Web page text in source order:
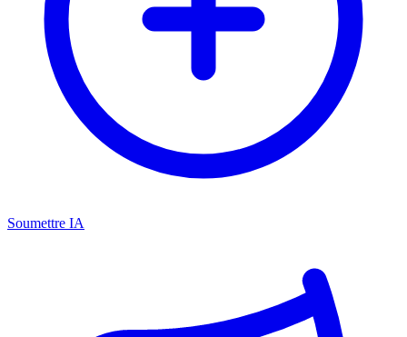
Soumettre IA